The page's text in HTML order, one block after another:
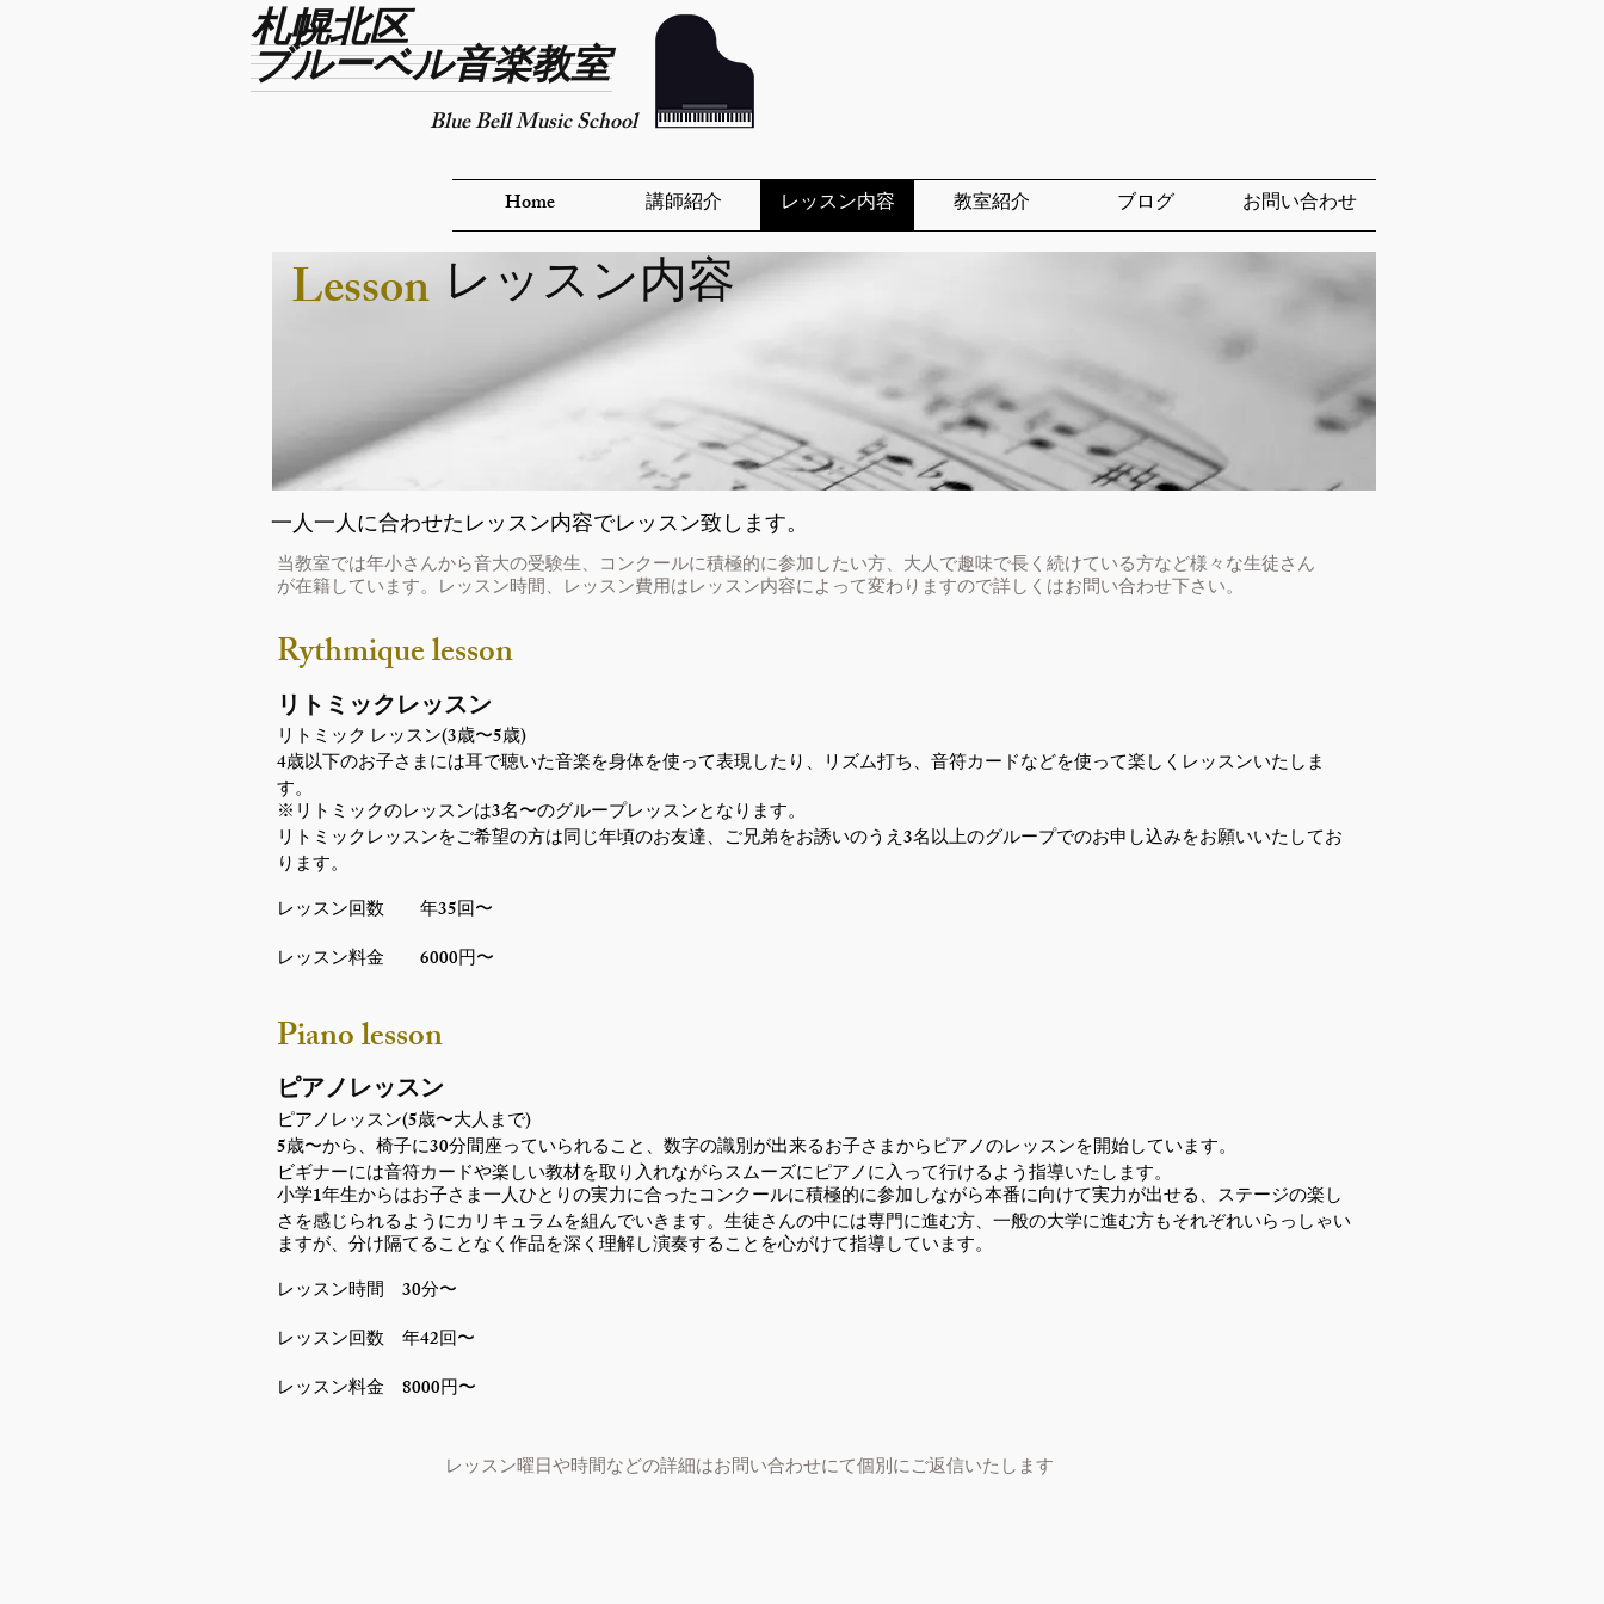
​札幌北区
​ブルーベル音楽教室
Blue Bell Music School
Home 講師紹介 レッスン内容 教室紹介 ブログ お問い合わせ
​レッスン内容​
Lesson
一人一人に合わせたレッスン内容でレッスン致します。
当教室では年小さんから音大の受験生、コンクールに積極的に参加したい方、大人で趣味で長く続けている方など様々な生徒さん
が在籍しています。レッスン時間、レッスン費用はレッスン内容によって変わりますので詳しくはお問い合わせ下さい。
リトミックレッスン
​Rythmique lesson
リトミック レッスン(3歳〜5歳)
4歳以下のお子さまには耳で聴いた音楽を身体を使って表現したり、リズム打ち、音符カードなどを使って楽しくレッスンいたしま
す。
※リトミックのレッスンは3名〜のグループレッスンとなります。
リトミックレッスンをご希望の方は同じ年頃のお友達、ご兄弟をお誘いのうえ 3名以上のグループでのお申し込みをお願いいたしてお
ります。
レッスン回数 年35回〜
レッスン料金 6000円〜
Piano lesson​
ピアノレッスン
ピアノレッスン(5歳〜大人まで)
5歳〜から、椅子に30分間座っていられること、数字の識別が出来るお子さまからピアノのレッスンを開始しています。
ビギナーには音符カードや楽しい教材を取り入れながらスムーズにピアノに入って行けるよう指導いたします。
小学1年生からはお子さま一人ひとりの実力に合ったコンクールに積極的に参加しながら本番に向けて実力が出せる、ステージの楽し
さを感じられるようにカリキュラムを組んでいきます。生徒さんの中には専門に進む方、一般の大学に進む方もそれぞれいらっしゃい
ますが、分け隔てることなく作品を深く理解し演奏することを心がけて指導しています。
レッスン時間 30分〜
レッスン回数 年42回〜
レッスン料金 8000円〜
レッスン曜日や時間などの詳細はお問い合わせにて個別にご返信いたします